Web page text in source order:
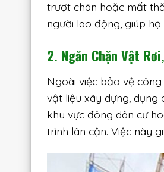
trượt chân hoặc mất
người lao động, giúp
2. Ngăn Chặn Vật
Ngoài việc bảo vệ công
vật liệu xây dựng,
khu vực đông dân cư
trình lân cận. Việc này